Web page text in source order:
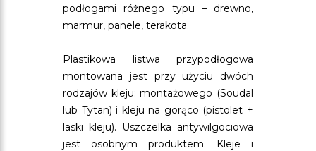
podłogami różnego typu – drewno,
marmur, panele, terakota.
Plastikowa listwa przypodłogowa
montowana jest przy użyciu dwóch
rodzajów kleju: montażowego (Soudal
lub Tytan) i kleju na gorąco (pistolet +
laski kleju). Uszczelka antywilgociowa
jest osobnym produktem. Kleje i